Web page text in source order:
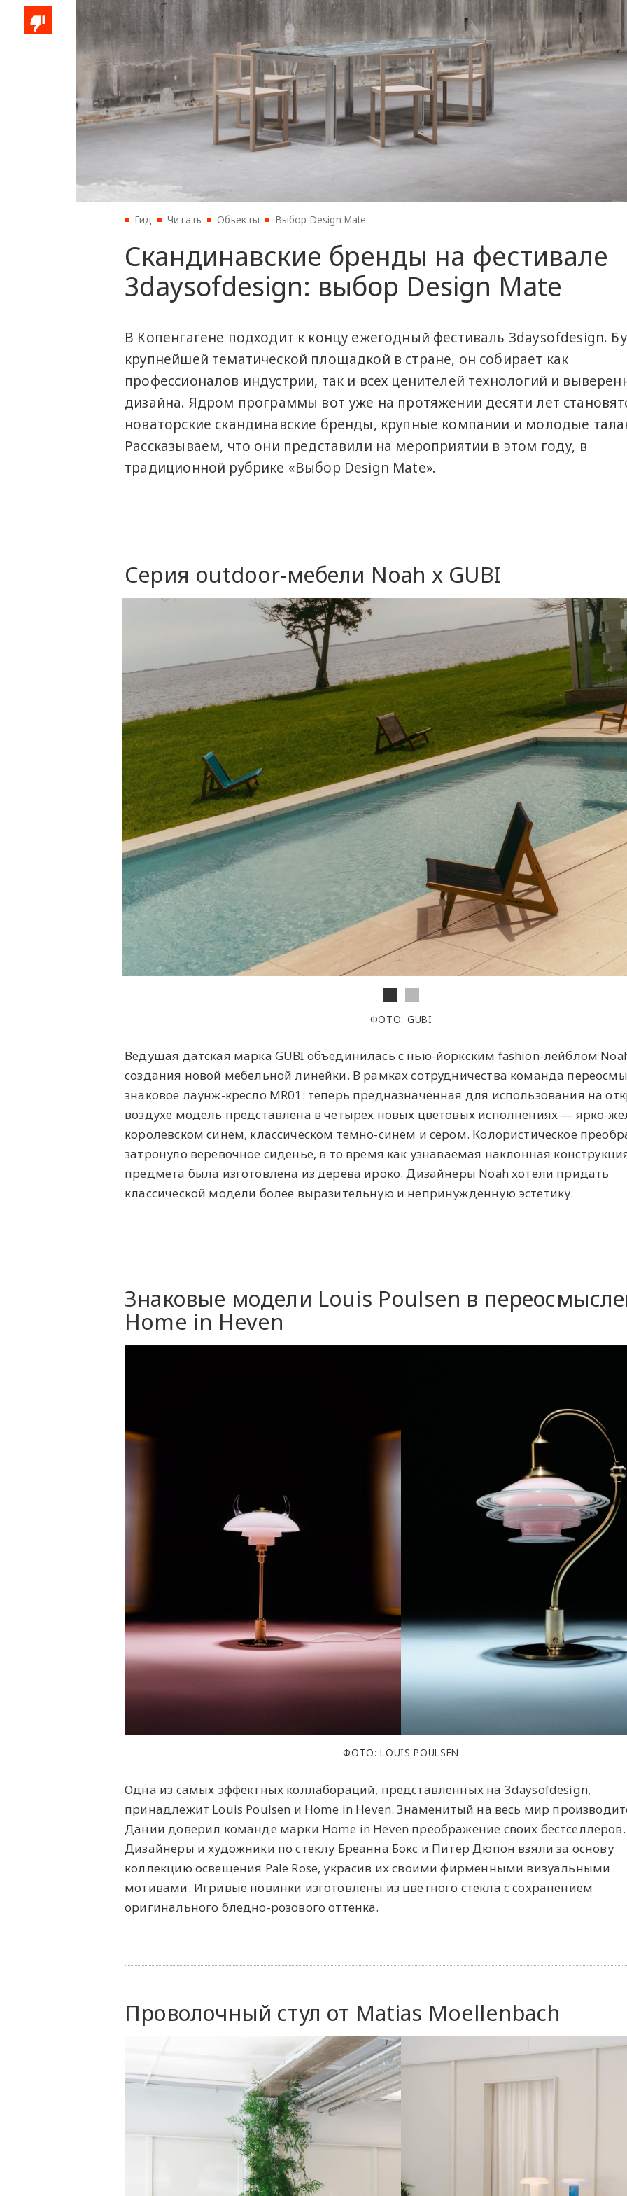
Гид Читать Объекты Выбор Design Mate
Скандинавские бренды на фестивале
3daysofdesign: выбор Design Mate
В Копенгагене подходит к концу ежегодный фестиваль 3daysofdesign.
крупнейшей тематической площадкой в стране, он собирает как
профессионалов индустрии, так и всех ценителей технологий и
дизайна. Ядром программы вот уже на протяжении десяти лет
новаторские скандинавские бренды, крупные компании и молодые
Рассказываем, что они представили на мероприятии в этом году, в
традиционной рубрике «Выбор Design Mate».
Серия outdoor-мебели Noah x GUBI
ФОТО: GUBI
Ведущая датская марка GUBI объединилась с нью-йоркским fashion-лейблом
создания новой мебельной линейки. В рамках сотрудничества команда
знаковое лаунж-кресло MR01: теперь предназначенная для использования на
воздухе модель представлена в четырех новых цветовых исполнениях — ярко-
королевском синем, классическом темно-синем и сером. Колористическое
затронуло веревочное сиденье, в то время как узнаваемая наклонная
предмета была изготовлена из дерева ироко. Дизайнеры Noah хотели придать
классической модели более выразительную и непринужденную эстетику.
Знаковые модели Louis Poulsen в
Home in Heven
ФОТО: LOUIS POULSEN
Одна из самых эффектных коллабораций, представленных на 3daysofdesign,
принадлежит Louis Poulsen и Home in Heven. Знаменитый на весь мир
Дании доверил команде марки Home in Heven преображение своих бестселлеров.
Дизайнеры и художники по стеклу Бреанна Бокс и Питер Дюпон взяли за основу
коллекцию освещения Pale Rose, украсив их своими фирменными визуальными
мотивами. Игривые новинки изготовлены из цветного стекла с сохранением
оригинального бледно-розового оттенка.
Проволочный стул от Matias Moellenbach